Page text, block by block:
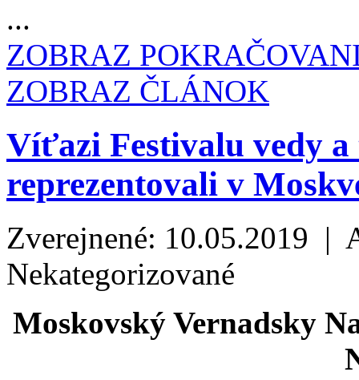
...
ZOBRAZ
ZOBRAZ ČLÁNOK
Víťazi Festivalu vedy
reprezentovali v
Zverejnené: 10.05.2019 |
Nekategorizované
Moskovský Vernadsky